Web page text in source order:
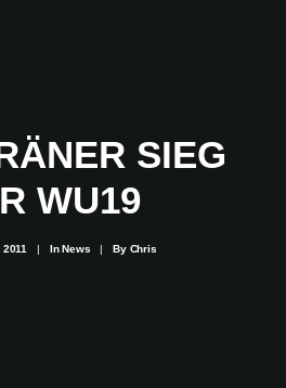
SIEG
WU19
| InNews | By Chris